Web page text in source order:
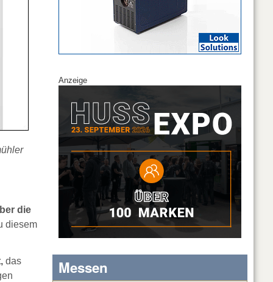
die
diesem
das
Anzeige
Messen